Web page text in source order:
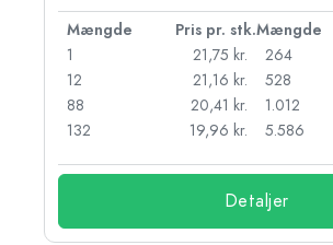
Mængde Pris pr. stk.Mængde
1
21,75 kr.
12
21,16 kr.
88
20,41 kr.
132
19,96 kr.
264
528
1.012
5.586
Detaljer